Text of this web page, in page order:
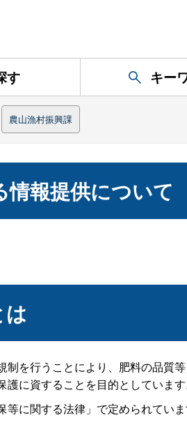
す キー
農山漁村振興課
報提供について
を行うことにより、肥料の品質
に資することを目的としています
に関する法律」で定められていま